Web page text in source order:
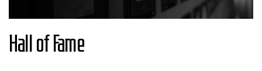
Hall of Fame